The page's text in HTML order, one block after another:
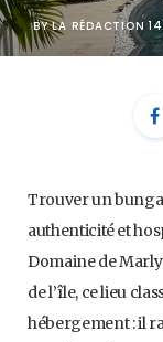
BY LA RÉDACTION
Trouver un
authenticité et
Domaine de
de l’île, ce lieu
hébergement : il